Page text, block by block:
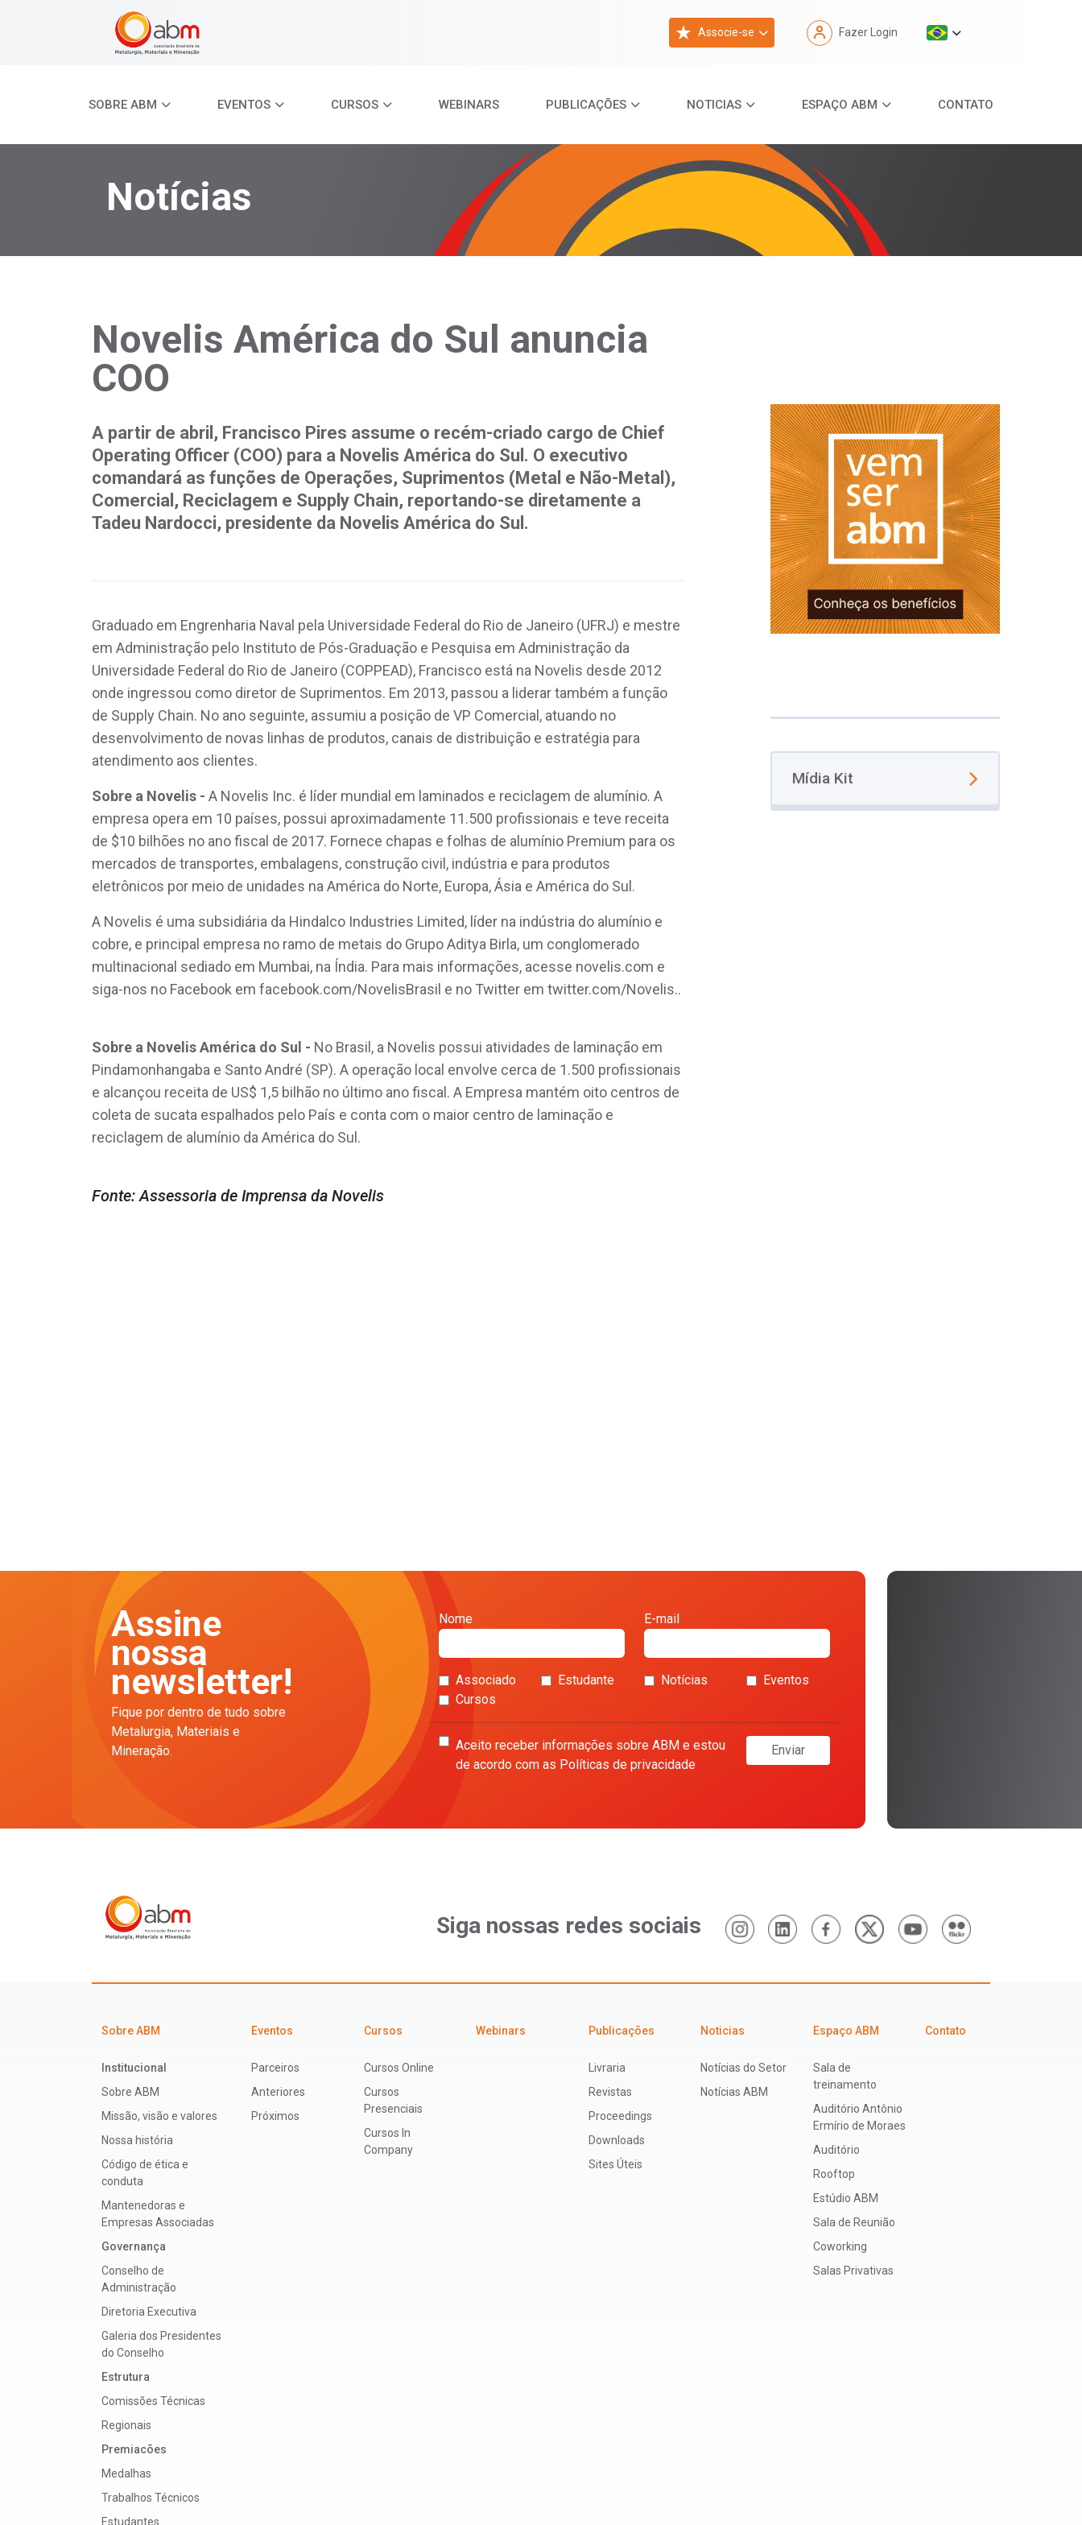
Associe-se Fazer Login
SOBRE ABM EVENTOS CURSOS WEBINARS PUBLICAÇÕES NOTICIAS ESPAÇO ABM CONTATO
Notícias
Novelis América do Sul anuncia
COO
A partir de abril, Francisco Pires assume o recém-criado cargo de Chief
Operating Officer (COO) para a Novelis América do Sul. O executivo
comandará as funções de Operações, Suprimentos (Metal e Não-Metal),
Comercial, Reciclagem e Supply Chain, reportando-se diretamente a
Tadeu Nardocci, presidente da Novelis América do Sul.
Graduado em Engrenharia Naval pela Universidade Federal do Rio de Janeiro (UFRJ) e mestre
em Administração pelo Instituto de Pós-Graduação e Pesquisa em Administração da
Universidade Federal do Rio de Janeiro (COPPEAD), Francisco está na Novelis desde 2012
onde ingressou como diretor de Suprimentos. Em 2013, passou a liderar também a função
de Supply Chain. No ano seguinte, assumiu a posição de VP Comercial, atuando no
desenvolvimento de novas linhas de produtos, canais de distribuição e estratégia para
atendimento aos clientes.
Sobre a Novelis - A Novelis Inc. é líder mundial em laminados e reciclagem de alumínio. A
empresa opera em 10 países, possui aproximadamente 11.500 profissionais e teve receita
de $10 bilhões no ano fiscal de 2017. Fornece chapas e folhas de alumínio Premium para os
mercados de transportes, embalagens, construção civil, indústria e para produtos
eletrônicos por meio de unidades na América do Norte, Europa, Ásia e América do Sul.
A Novelis é uma subsidiária da Hindalco Industries Limited, líder na indústria do alumínio e
cobre, e principal empresa no ramo de metais do Grupo Aditya Birla, um conglomerado
multinacional sediado em Mumbai, na Índia. Para mais informações, acesse novelis.com e
siga-nos no Facebook em facebook.com/NovelisBrasil e no Twitter em twitter.com/Novelis..
Sobre a Novelis América do Sul - No Brasil, a Novelis possui atividades de laminação em
Pindamonhangaba e Santo André (SP). A operação local envolve cerca de 1.500 profissionais
e alcançou receita de US$ 1,5 bilhão no último ano fiscal. A Empresa mantém oito centros de
coleta de sucata espalhados pelo País e conta com o maior centro de laminação e
reciclagem de alumínio da América do Sul.
Fonte: Assessoria de Imprensa da Novelis
Mídia Kit
Assine
nossa
newsletter!
Fique por dentro de tudo sobre
Metalurgia, Materiais e
Mineração.
Nome E-mail
Associado Estudante Notícias
Eventos
Cursos
Aceito receber informações sobre ABM e estou
de acordo com as Políticas de privacidade
Enviar
Siga nossas redes sociais
Sobre ABM
Institucional
Sobre ABM
Missão, visão e valores
Nossa história
Código de ética e
conduta
Mantenedoras e
Empresas Associadas
Governança
Conselho de
Administração
Diretoria Executiva
Galeria dos Presidentes
do Conselho
Estrutura
Comissões Técnicas
Regionais
Premiacões
Medalhas
Trabalhos Técnicos
Estudantes
Eventos
Parceiros
Anteriores
Próximos
Cursos
Cursos Online
Cursos
Presenciais
Cursos In
Company
Webinars Publicações
Livraria
Revistas
Proceedings
Downloads
Sites Úteis
Noticias
Notícias do Setor
Notícias ABM
Espaço ABM
Sala de
treinamento
Auditório Antônio
Ermírio de Moraes
Auditório
Rooftop
Estúdio ABM
Sala de Reunião
Coworking
Salas Privativas
Contato